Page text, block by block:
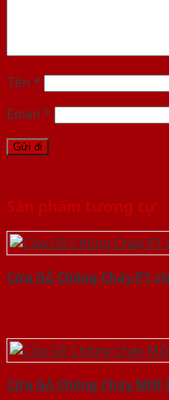
Tên *
Email *
Sản phẩm tương tự
Cửa Gỗ Chống Cháy P1
Cửa Gỗ Chống Cháy